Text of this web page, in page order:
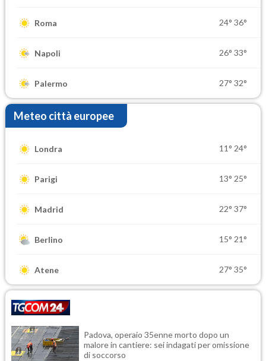
Roma 24° 36°
Napoli 26° 33°
Palermo 27° 32°
Meteo città europee
Londra 11° 24°
Parigi 13° 25°
Madrid 22° 37°
Berlino 15° 21°
Atene 27° 35°
Padova, operaio 35enne morto dopo un
malore in cantiere: sei indagati per omissione
di soccorso